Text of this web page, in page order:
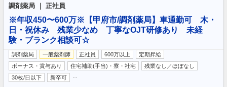
調剤薬局 ｜ 正社員
※年収450〜600万※【甲府市/調剤薬局】車通勤可 木・
日・祝休み 残業少なめ 丁寧なOJT研修あり 未経
験・ブランク相談可☆
調剤薬局 一般薬剤師 正社員 600万以上
定期昇給
ボーナス・賞与あり
住宅補助(手当)・寮・社宅
残業なし／ほぼなし
30枚/日以下
新卒可